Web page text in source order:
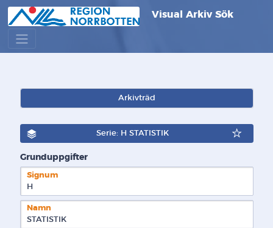
Visual Arkiv Sök
Arkivträd
Serie: H STATISTIK
Grunduppgifter
Signum
Namn
STATISTIK